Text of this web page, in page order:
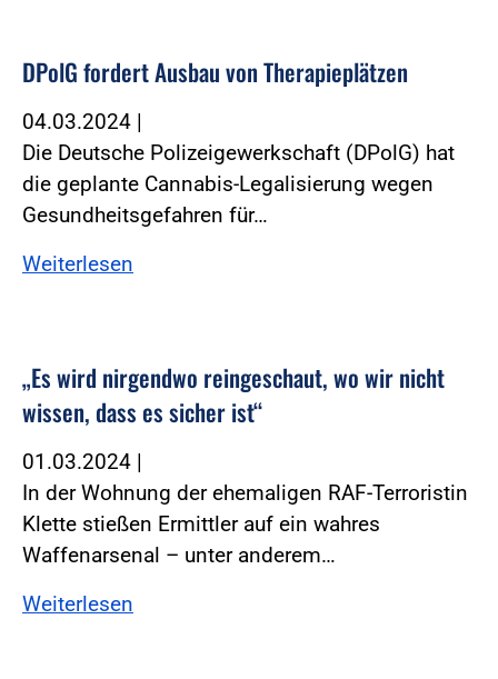
DPolG fordert Ausbau von Therapieplätzen
04.03.2024 |
Die Deutsche Polizeigewerkschaft (DPolG) hat
die geplante Cannabis-Legalisierung wegen
Gesundheitsgefahren für…
Weiterlesen
„Es wird nirgendwo reingeschaut, wo wir nicht
wissen, dass es sicher ist“
01.03.2024 |
In der Wohnung der ehemaligen RAF-Terroristin
Klette stießen Ermittler auf ein wahres
Waffenarsenal – unter anderem…
Weiterlesen